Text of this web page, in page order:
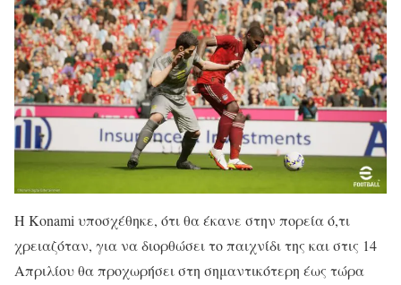
Η Konami υποσχέθηκε, ότι θα έκανε στην πορεία ό,τι
χρειαζόταν, για να διορθώσει το παιχνίδι της και στις 14
Απριλίου θα προχωρήσει στη σημαντικότερη έως τώρα